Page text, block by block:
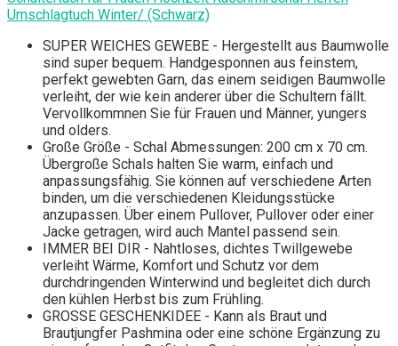
Umschlagtuch Winter/ (Schwarz)
SUPER WEICHES GEWEBE - Hergestellt aus Baumwolle
sind super bequem. Handgesponnen aus feinstem,
perfekt gewebten Garn, das einem seidigen Baumwolle
verleiht, der wie kein anderer über die Schultern fällt.
Vervollkommnen Sie für Frauen und Männer, yungers
und olders.
Große Größe - Schal Abmessungen: 200 cm x 70 cm.
Übergroße Schals halten Sie warm, einfach und
anpassungsfähig. Sie können auf verschiedene Arten
binden, um die verschiedenen Kleidungsstücke
anzupassen. Über einem Pullover, Pullover oder einer
Jacke getragen, wird auch Mantel passend sein.
IMMER BEI DIR - Nahtloses, dichtes Twillgewebe
verleiht Wärme, Komfort und Schutz vor dem
durchdringenden Winterwind und begleitet dich durch
den kühlen Herbst bis zum Frühling.
GROSSE GESCHENKIDEE - Kann als Braut und
Brautjungfer Pashmina oder eine schöne Ergänzung zu